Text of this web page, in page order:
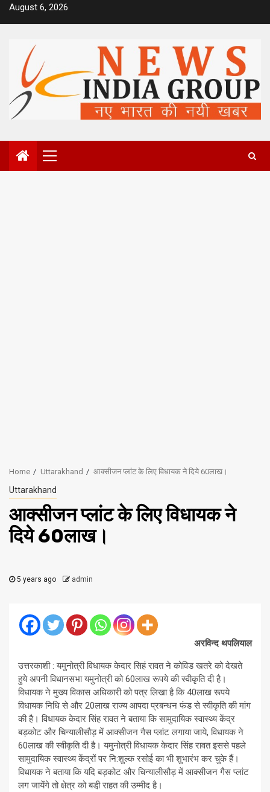
SkipAugust 6, 2026
Primary
Menu
Home Uttarakhand आक्सीजन प्लांट के लिए विधायक ने दिये 60लाख।
Uttarakhand
आक्सीजन प्लांट के लिए विधायक ने
दिये 60लाख।
5 years ago admin
अरविन्द थपलियाल
उत्तरकाशी : यमुनोत्री विधायक केदार सिहं रावत ने कोविड खतरे को देखते
हुये अपनी विधानसभा यमुनोत्री को 60लाख रूपये की स्वीकृति दी है।
विधायक ने मुख्य विकास अधिकारी को पत्र लिखा है कि 40लाख रूपये
विधायक निधि से और 20लाख राज्य आपदा प्रबन्धन फंड से स्वीकृति की मांग
की है। विधायक केदार सिंह रावत ने बताया कि सामुदायिक स्वास्थ्य केंद्र
बड़कोट और चिन्यालीसौड़ में आक्सीजन गैस प्लांट लगाया जाये, विधायक ने
60लाख की स्वीकृति दी है। यमुनोत्री विधायक केदार सिंह रावत इससे पहले
सामुदायिक स्वास्थ्य केंद्रों पर नि:शुल्क रसोई का भी शुभारंभ कर चुके हैं।
विधायक ने बताया कि यदि बड़कोट और चिन्यालीसौड़ में आक्सीजन गैस प्लांट
लग जायेंगे तो क्षेत्र को बडी़ राहत की उम्मीद है।